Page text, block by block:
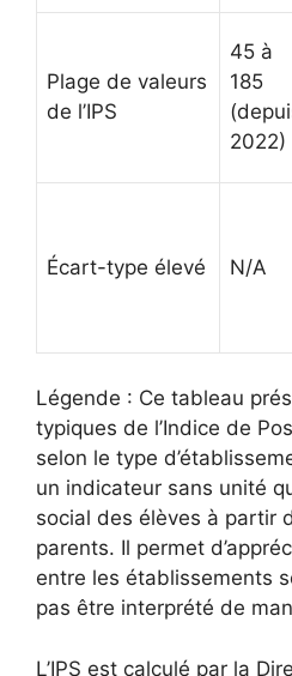
Plage de valeurs
de l’IPS
45 à
185
2022)
Écart-type élevé N/A
Légende : Ce tableau
typiques de l’Indice de
selon le type
un indicateur sans unité
social des élèves à partir
parents. Il permet
entre les établissements
pas être interprété de
L’IPS est calculé par la